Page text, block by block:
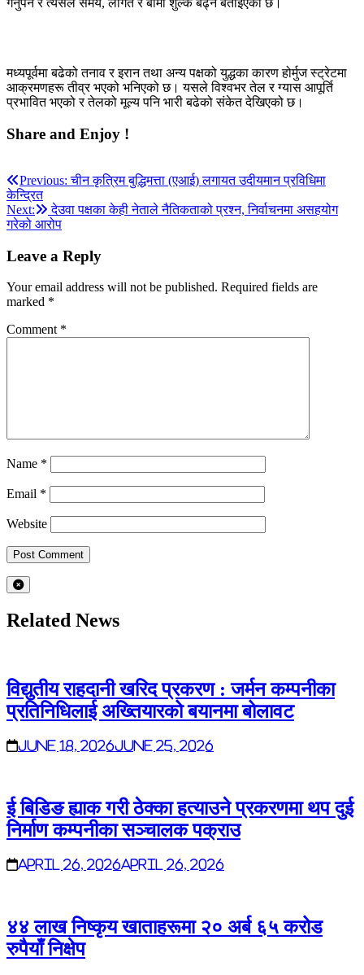
गर्नुपर्ने र त्यसले समय, लागत र बीमा शुल्क बढ्ने बताइएको छ।
मध्यपूर्वमा बढेको तनाव र इरान तथा अन्य पक्षको युद्धका कारण होर्मुज स्ट्रेटमा
आक्रमणहरू तीव्र भएको भनिएको छ। यसले विश्वभर तेल र ग्यास आपूर्ति
प्रभावित भएको र तेलको मूल्य पनि भारी बढेको संकेत देखिएको छ।
Share and Enjoy !
Post
navigation
Previous: चीन कृत्रिम बुद्धिमत्ता (एआई) लगायत उदीयमान प्रविधिमा
केन्द्रित
Next:
देउवा पक्षका केही नेताले नैतिकताको प्रश्न, निर्वाचनमा असहयोग
गरेको आरोप
Leave a Reply
Your email address will not be published. Required fields are
marked *
Comment *
Name *
Email *
Website
Related News
विद्युतीय राहदानी खरिद प्रकरण : जर्मन कम्पनीका
प्रतिनिधिलाई अख्तियारको बयानमा बोलावट
June 18, 2026June 25, 2026
ई बिडिङ ह्याक गरी ठेक्का हत्याउने प्रकरणमा थप दुई
निर्माण कम्पनीका सञ्चालक पक्राउ
April 26, 2026April 26, 2026
४४ लाख निष्कृय खाताहरूमा २० अर्ब ६५ करोड
रुपैयाँ निक्षेप